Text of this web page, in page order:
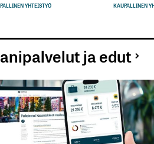
YHTEISTYÖ KAUPALLINEN
ja edut